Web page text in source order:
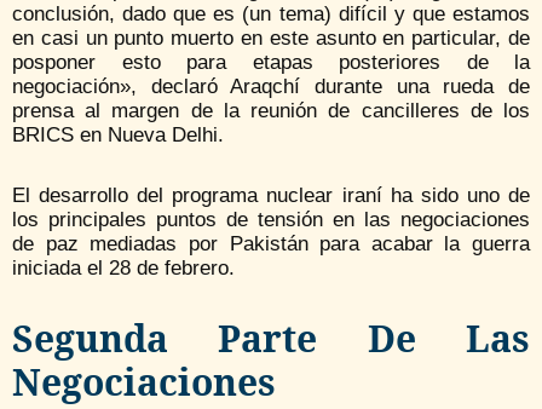
conclusión, dado que es (un tema) difícil y que estamos
en casi un punto muerto en este asunto en particular, de
posponer esto para etapas posteriores de la
negociación», declaró Araqchí durante una rueda de
prensa al margen de la reunión de cancilleres de los
BRICS en Nueva Delhi.
El desarrollo del programa nuclear iraní ha sido uno de
los principales puntos de tensión en las negociaciones
de paz mediadas por Pakistán para acabar la guerra
iniciada el 28 de febrero.
Segunda Parte De Las
Negociaciones